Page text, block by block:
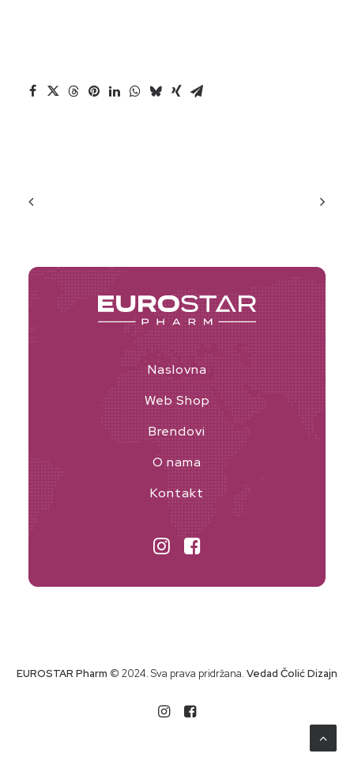
Naslovna
Web Shop
Brendovi
O nama
Kontakt
EUROSTAR Pharm © 2024. Sva prava pridržana.Vedad Čolić Dizajn